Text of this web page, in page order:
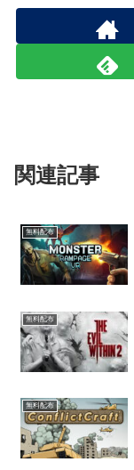
関連記事
無料配布
無料配布
無料配布